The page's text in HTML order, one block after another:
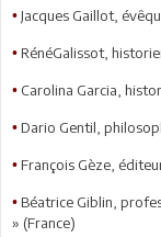
• Jacques Gaillot,
• RénéGalissot,
• Carolina Garcia,
• Dario Gentil,
• François Gèze,
• Béatrice Giblin,
» (France)